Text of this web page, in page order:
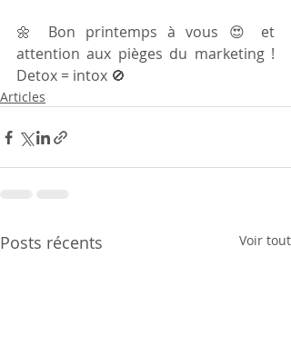
🌼 Bon printemps à vous 😍 et
attention aux pièges du marketing !
Detox = intox 🚫
Articles
Posts récents Voir tout